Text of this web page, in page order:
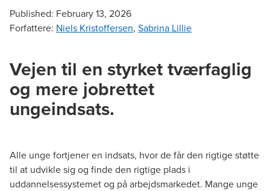
Published: February 13, 2026
Forfattere: Niels Kristoffersen, Sabrina Lillie
Vejen til en styrket tværfaglig
og mere jobrettet
ungeindsats.
Alle unge fortjener en indsats, hvor de får den rigtige støtte
til at udvikle sig og finde den rigtige plads i
uddannelsessystemet og på arbejdsmarkedet. Mange unge